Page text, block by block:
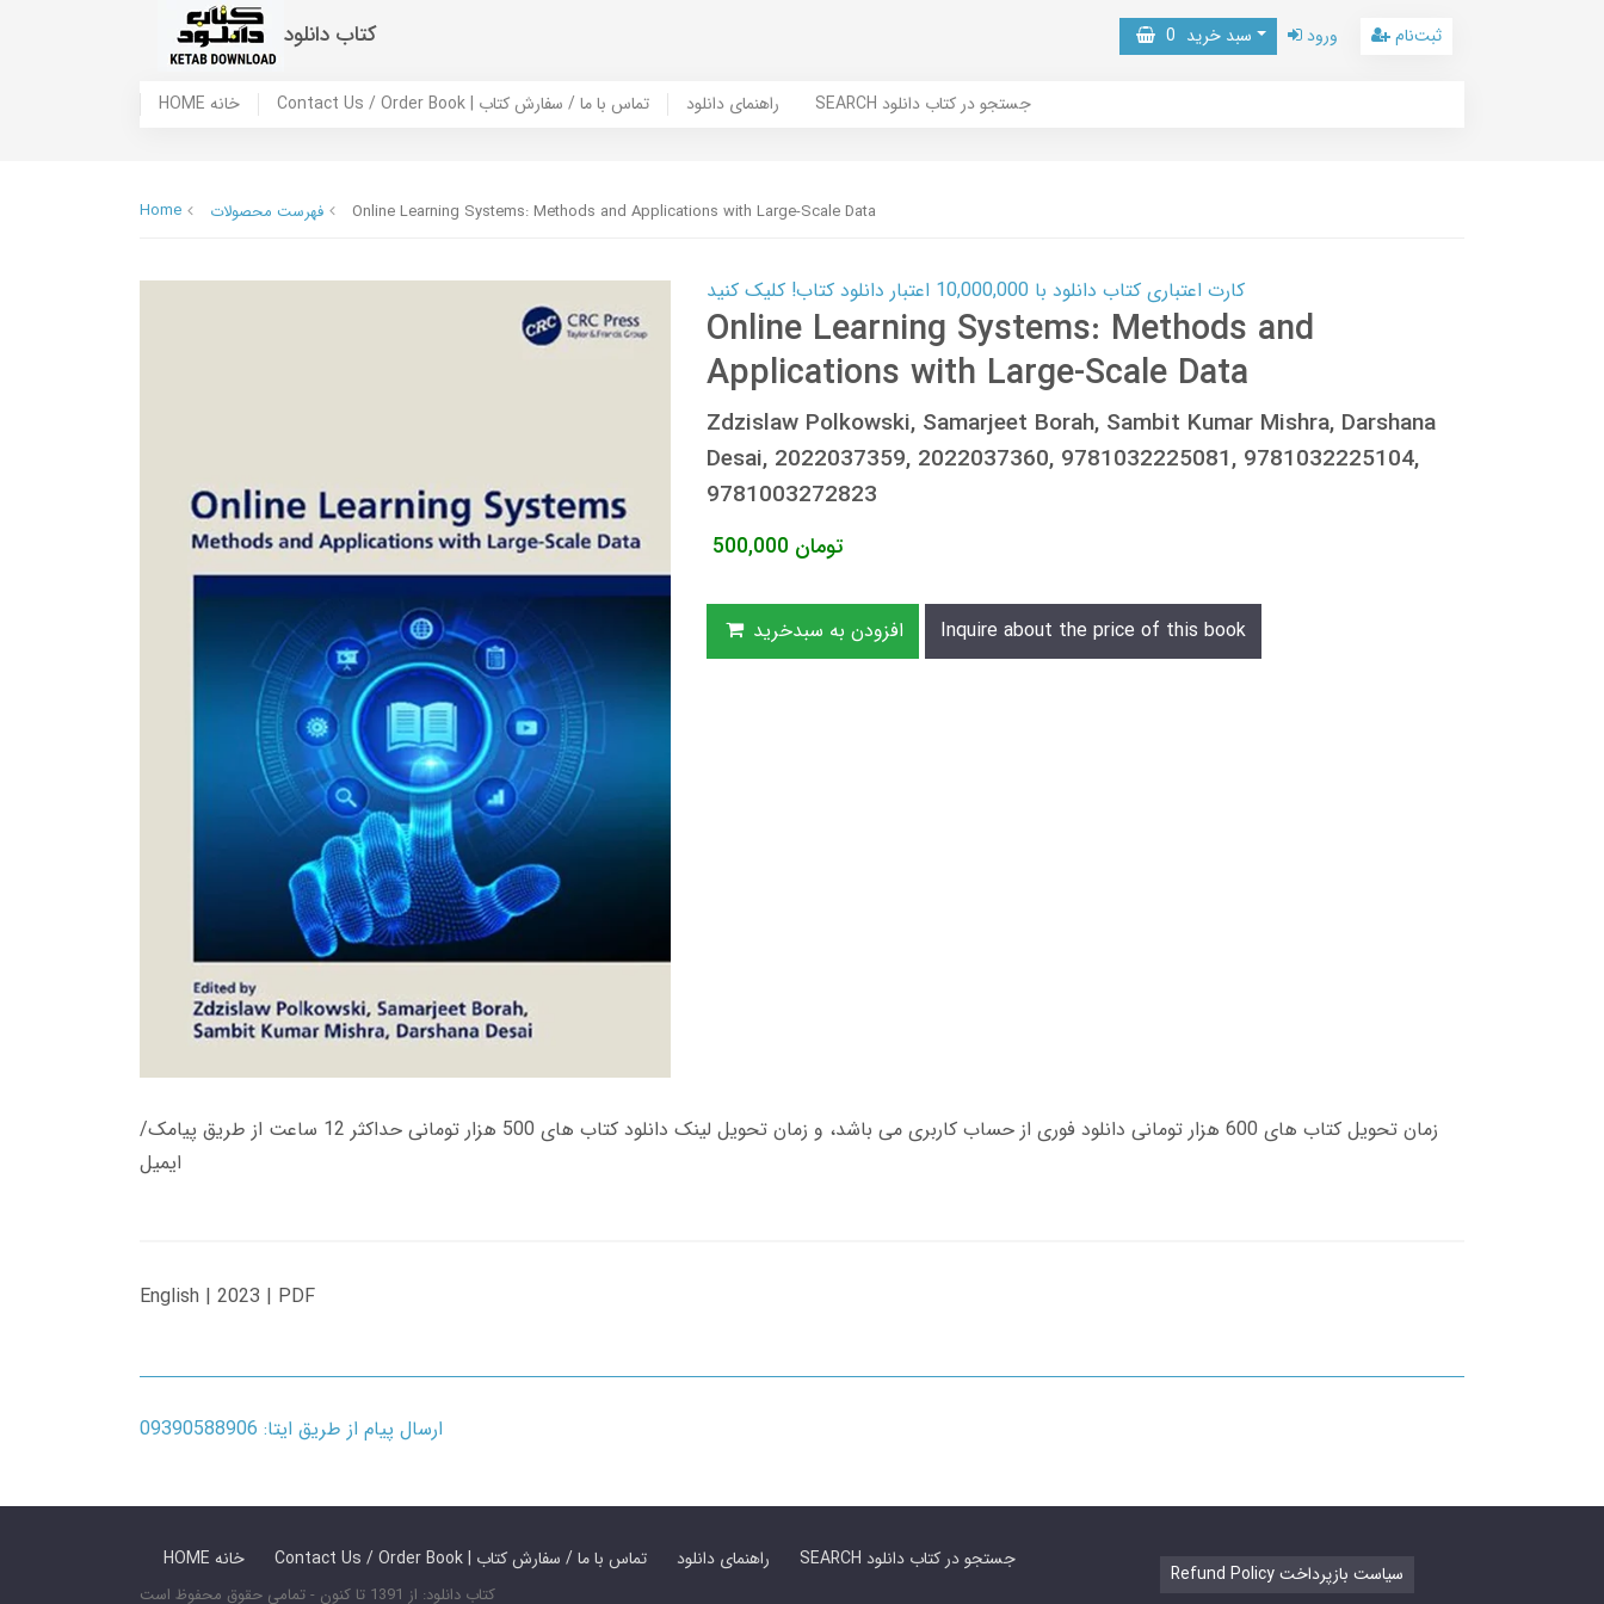
کتاب دانلود سبد خرید 0 ورود ثبت‌نام
HOME خانه Contact Us / Order Book | تماس با ما / سفارش کتاب راهنمای دانلود SEARCH جستجو در کتاب دانلود
Home فهرست محصولات Online Learning Systems: Methods and Applications with Large-Scale Data
کارت اعتباری کتاب دانلود با 10,000,000 اعتبار دانلود کتاب! کلیک کنید
Online Learning Systems: Methods and
Applications with Large-Scale Data
Zdzislaw Polkowski, Samarjeet Borah, Sambit Kumar Mishra, Darshana
Desai, 2022037359, 2022037360, 9781032225081, 9781032225104,
9781003272823
500,000 تومان
افزودن به سبدخرید Inquire about the price of this book
زمان تحویل کتاب های 600 هزار تومانی دانلود فوری از حساب کاربری می باشد، و زمان تحویل لینک دانلود کتاب های 500 هزار تومانی حداکثر 12 ساعت از طریق پیامک/
ایمیل
English | 2023 | PDF
ارسال پیام از طریق ایتا: 09390588906
HOME خانه Contact Us / Order Book | تماس با ما / سفارش کتاب راهنمای دانلود SEARCH جستجو در کتاب دانلود
کتاب دانلود: از 1391 تا کنون - تمامی حقوق محفوظ است
Refund Policy سیاست بازپرداخت